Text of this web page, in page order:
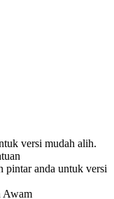
versi mudah alih.
pintar anda untuk versi